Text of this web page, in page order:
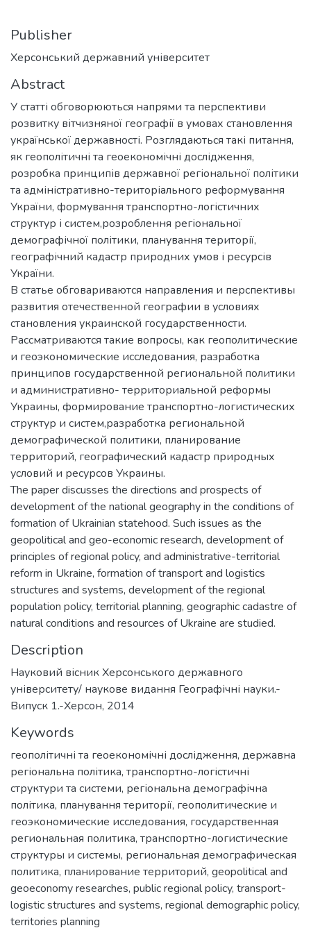
Publisher
Херсонський державний університет
Abstract
У статті обговорюються напрями та перспективи
розвитку вітчизняної географії в умовах становлення
української державності. Розглядаються такі питання,
як геополітичні та геоекономічні дослідження,
розробка принципів державної регіональної політики
та адміністративно-територіального реформування
України, формування транспортно-логістичних
структур і систем,розроблення регіональної
демографічної політики, планування території,
географічний кадастр природних умов і ресурсів
України.
В статье обговариваются направления и перспективы
развития отечественной географии в условиях
становления украинской государственности.
Рассматриваются такие вопросы, как геополитические
и геоэкономические исследования, разработка
принципов государственной региональной политики
и административно- территориальной реформы
Украины, формирование транспортно-логистических
структур и систем,разработка региональной
демографической политики, планирование
территорий, географический кадастр природных
условий и ресурсов Украины.
The paper discusses the directions and prospects of
development of the national geography in the conditions of
formation of Ukrainian statehood. Such issues as the
geopolitical and geo-economic research, development of
principles of regional policy, and administrative-territorial
reform in Ukraine, formation of transport and logistics
structures and systems, development of the regional
population policy, territorial planning, geographic cadastre of
natural conditions and resources of Ukraine are studied.
Description
Науковий вісник Херсонського державного
університету/ наукове видання Географічні науки.-
Випуск 1.-Херсон, 2014
Keywords
геополітичні та геоекономічні дослідження, державна
регіональна політика, транспортно-логістичні
структури та системи, регіональна демографічна
політика, планування території, геополитические и
геоэкономические исследования, государственная
региональная политика, транспортно-логистические
структуры и системы, региональная демографическая
политика, планирование территорий, geopolitical and
geoeconomy researches, public regional policy, transport-
logistic structures and systems, regional demographic policy,
territories planning